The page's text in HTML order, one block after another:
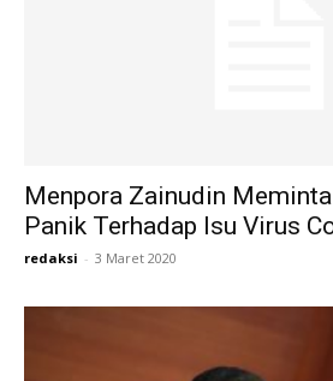
Menpora Zainudin
Panik Terhadap Isu Virus
redaksi - 3 Maret 2020